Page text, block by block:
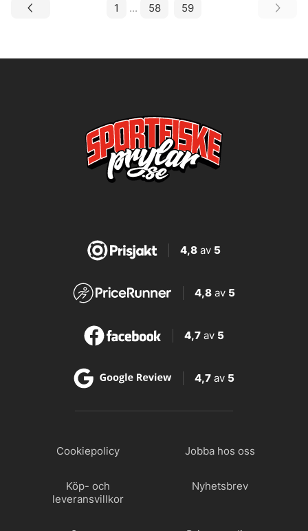
1 ... 58 59
4,8av 5
4,8 av 5
4,7 av 5
4,7 av 5
Cookiepolicy Jobba hos oss
Köp- och
leveransvillkor
Nyhetsbrev